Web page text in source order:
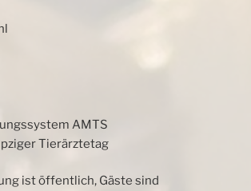
AMTS
Tierärztetag
ist öffentlich, Gäste sind